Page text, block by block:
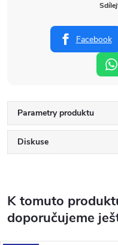
Facebook
Parametry produktu
Diskuse
K tomuto
doporučujeme